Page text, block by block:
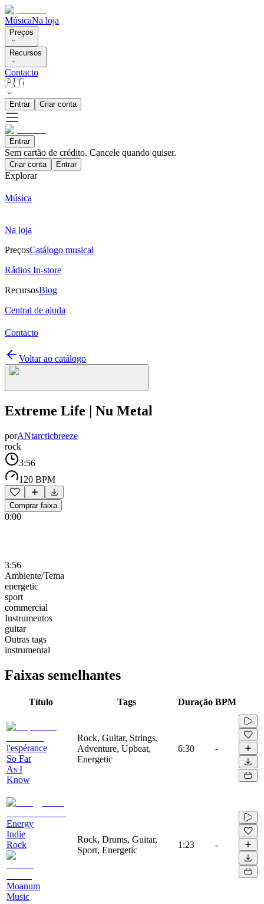
MúsicaNa loja
Preços
Recursos
Contacto
🇵🇹
Entrar Criar conta
Entrar
Sem cartão de crédito. Cancele quando quiser.
Criar conta Entrar
Explorar
Música
Na loja
PreçosCatálogo musical
Rádios In-store
RecursosBlog
Central de ajuda
Contacto
Voltar ao catálogo
Extreme Life | Nu Metal
porANtarcticbreeze
rock
3:56
120 BPM
Comprar faixa
0:00
3:56
Ambiente/Tema
energetic
sport
commercial
Instrumentos
guitar
Outras tags
instrumental
Faixas semelhantes
Título Tags Duração BPM
l'espérance
So Far
As I
Know
Rock, Guitar, Strings,
Adventure, Upbeat,
Energetic
6:30 -
Energy
Indie
Rock
Moanum
Music
Rock, Drums, Guitar,
Sport, Energetic
1:23 -